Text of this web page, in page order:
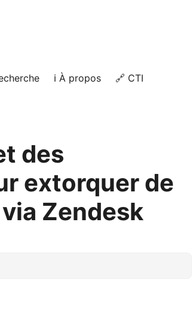
ℹ️ À propos 🔗 CTI
des
extorquer de
Zendesk